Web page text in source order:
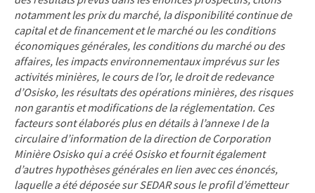
notamment les prix du marché, la disponibilité continue de
capital et de financement et le marché ou les conditions
économiques générales, les conditions du marché ou des
affaires, les impacts environnementaux imprévus sur les
activités minières, le cours de l’or, le droit de redevance
d’Osisko, les résultats des opérations minières, des risques
non garantis et modifications de la réglementation. Ces
facteurs sont élaborés plus en détails à l’annexe I de la
circulaire d’information de la direction de Corporation
Minière Osisko qui a créé Osisko et fournit également
d’autres hypothèses générales en lien avec ces énoncés,
laquelle a été déposée sur SEDAR sous le profil d’émetteur